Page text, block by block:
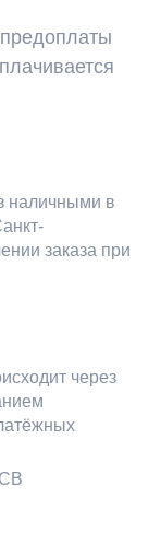
наличными в
заказа при
через
после
счет.
платежом с
заказа,
получении
от общей